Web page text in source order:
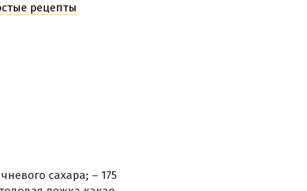
рецепты
сахара; – 175